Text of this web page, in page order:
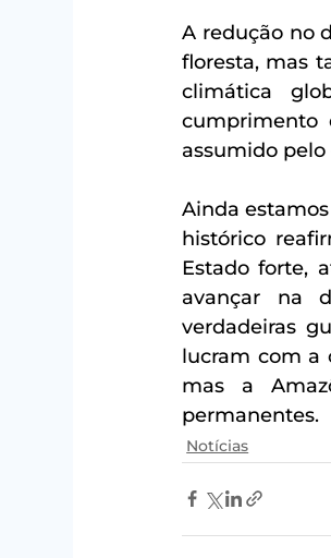
A redução no
floresta, mas
climática
cumprimento
assumido
Ainda
histórico
Estado forte,
avançar na
verdadeiras
lucram com a
mas a
permanentes.
Notícias